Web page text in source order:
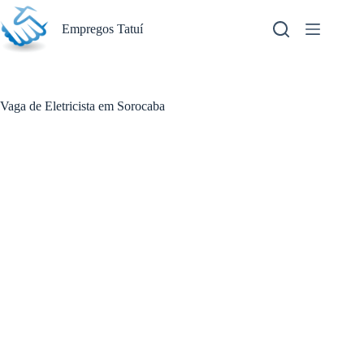
Pular
para
o
conteúdo
Empregos Tatuí
Vaga de Eletricista em Sorocaba